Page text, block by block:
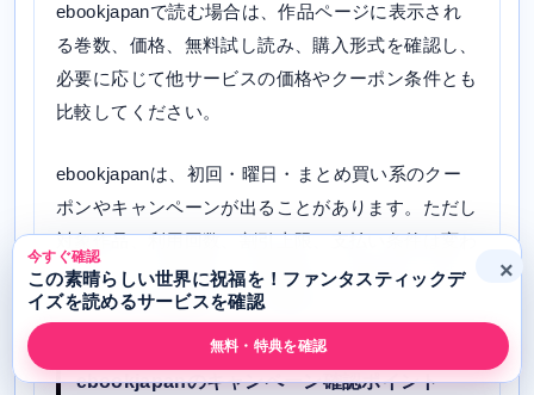
ebookjapanで読む場合は、作品ページに表示され
る巻数、価格、無料試し読み、購入形式を確認し、
必要に応じて他サービスの価格やクーポン条件とも
比較してください。
ebookjapanは、初回・曜日・まとめ買い系のクー
ポンやキャンペーンが出ることがあります。ただし
対象作品、利用回数、割引上限、支払い条件は変わ
るため、古い情報だけで判断せず、購入前に公式ペ
ージで条件を確認するのが安全です。
ebookjapanのキャンペーン確認ポイント
今すぐ確認
この素晴らしい世界に祝福を！ファンタスティックデ
イズを読めるサービスを確認
無料・特典を確認
×